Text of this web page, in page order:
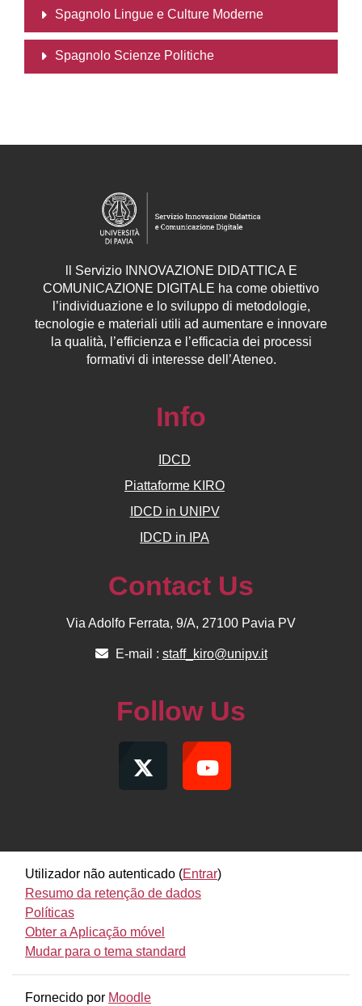
Spagnolo Lingue e Culture Moderne
Spagnolo Scienze Politiche
Servizio INNOVAZIONE DIDATTICA E
COMUNICAZIONE DIGITALE ha come obiettivo
l’individuazione e lo sviluppo di metodologie,
tecnologie e materiali utili ad aumentare e innovare
la qualità, l’efficienza e l’efficacia dei processi
formativi di interesse dell’Ateneo.
Info
IDCD
Piattaforme KIRO
IDCD in UNIPV
IDCD in IPA
Contact Us
Via Adolfo Ferrata, 9/A, 27100 Pavia PV
E-mail : staff_kiro@unipv.it
Follow Us
Utilizador não autenticado (Entrar)
Resumo da retenção de dados
Políticas
Obter a Aplicação móvel
Mudar para o tema standard
Fornecido por Moodle